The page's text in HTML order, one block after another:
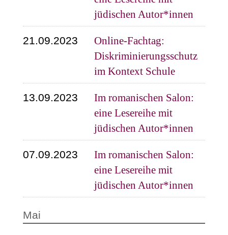
jüdischen Autor*innen
21.09.2023
Online-Fachtag:
Diskriminierungsschutz
im Kontext Schule
13.09.2023
Im romanischen Salon:
eine Lesereihe mit
jüdischen Autor*innen
07.09.2023
Im romanischen Salon:
eine Lesereihe mit
jüdischen Autor*innen
Mai